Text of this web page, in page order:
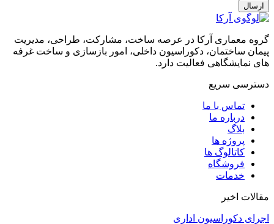
ارسال
گروه معماری آرکا در عرصه ساخت، مشارکت، طراحی، مدیریت
پیمان ساختمان، دکوراسیون داخلی، امور بازسازی و ساخت غرفه
های نمایشگاهی فعالیت دارد.
دسترسی سریع
تماس با ما
درباره ما
بلاگ
پروژه ها
کاتالوگ ها
فروشگاه
خدمات
مقالات اخیر
اجرای دکوراسیون اداری